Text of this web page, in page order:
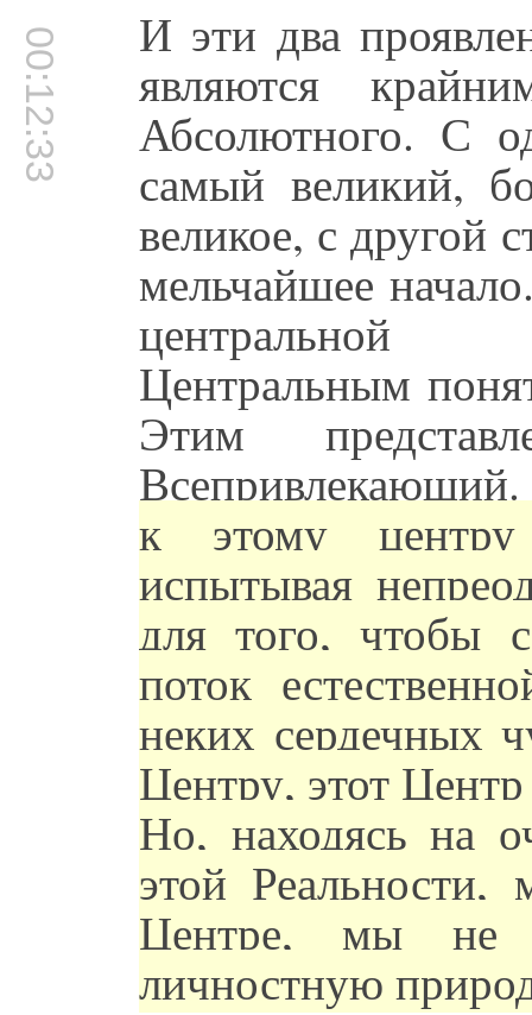
00:12:33 И эти два
являются
Абсолютного. С
самый великий,
великое, с другой
мельчайшее
центральной
Центральным
Этим
Всепривлекающий.
к этому центру
испытывая
для того, чтобы
поток
неких сердечных
Центру, этот
Но, находясь на
этой
Центре, мы не
личностную